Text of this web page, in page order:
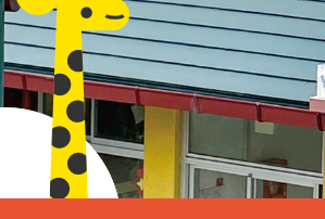
アクセス